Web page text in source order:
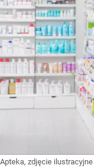
Apteka, zdjęcie ilustracyjne